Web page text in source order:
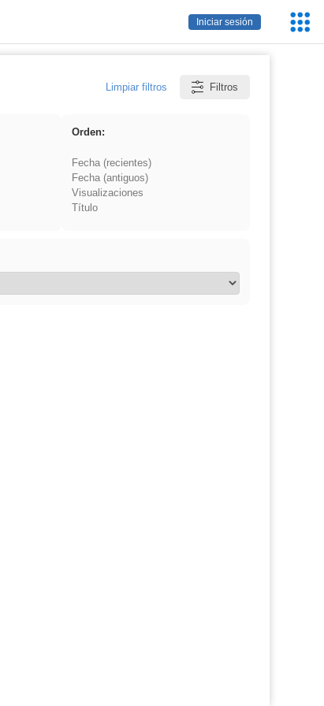
Iniciar sesión
Limpiar filtros Filtros
Orden:
Fecha (recientes)
Fecha (antiguos)
Visualizaciones
Título